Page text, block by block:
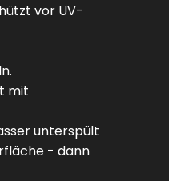
vor UV-
mit
unterspült
- dann